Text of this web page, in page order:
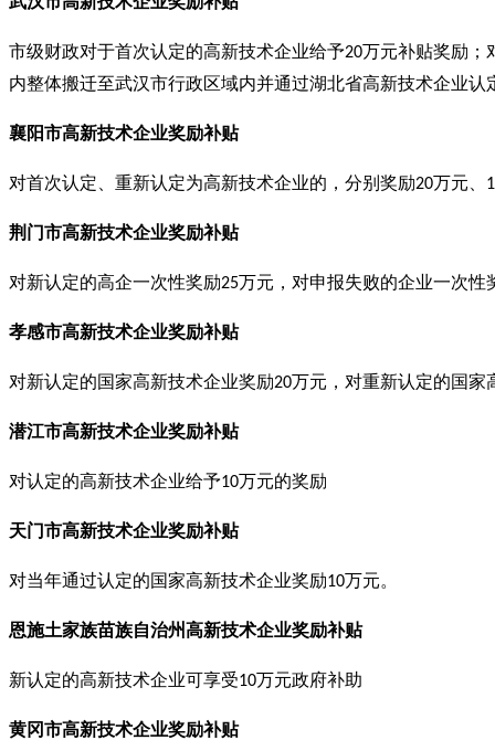
市级财政对于首次认定的高新技术企业给予20万元补贴奖励；
内整体搬迁至武汉市行政区域内并通过湖北省高新技术企业
襄阳市高新技术企业奖励补贴
对首次认定、重新认定为高新技术企业的，分别奖励20万元、
荆门市高新技术企业奖励补贴
对新认定的高企一次性奖励25万元，对申报失败的企业一次性
孝感市高新技术企业奖励补贴
对新认定的国家高新技术企业奖励20万元，对重新认定的国家
潜江市高新技术企业奖励补贴
对认定的高新技术企业给予10万元的奖励
天门市高新技术企业奖励补贴
对当年通过认定的国家高新技术企业奖励10万元。
恩施土家族苗族自治州高新技术企业奖励补贴
新认定的高新技术企业可享受10万元政府补助
黄冈市高新技术企业奖励补贴